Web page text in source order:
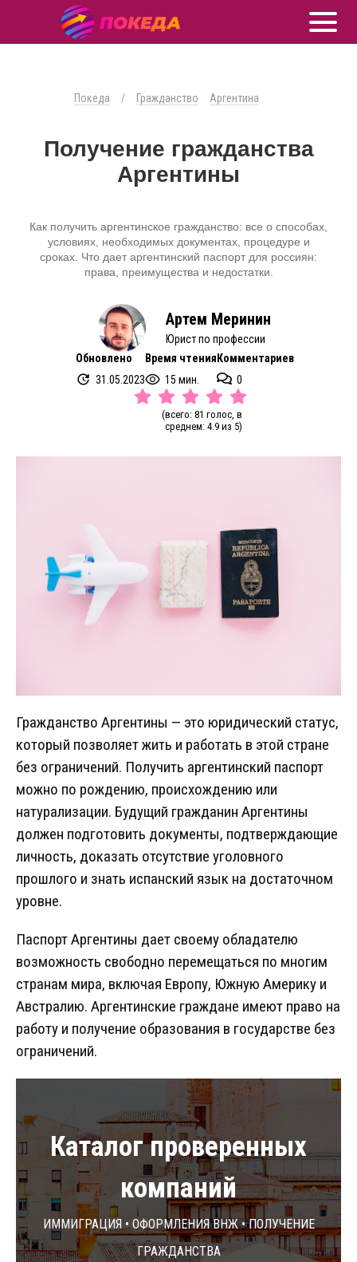
Покеда / Гражданство Аргентина
Получение гражданства
Аргентины
Как получить аргентинское гражданство: все о способах,
условиях, необходимых документах, процедуре и
сроках. Что дает аргентинский паспорт для россиян:
права, преимущества и недостатки.
Артем Меринин
Юрист по профессии
Обновлено
31.05.2023
Время чтения
15 мин.
Комментариев
0
(всего: 81 голос, в
среднем: 4.9 из 5)
Гражданство Аргентины — это юридический статус,
который позволяет жить и работать в этой стране
без ограничений. Получить аргентинский паспорт
можно по рождению, происхождению или
натурализации. Будущий гражданин Аргентины
должен подготовить документы, подтверждающие
личность, доказать отсутствие уголовного
прошлого и знать испанский язык на достаточном
уровне.
Паспорт Аргентины дает своему обладателю
возможность свободно перемещаться по многим
странам мира, включая Европу, Южную Америку и
Австралию. Аргентинские граждане имеют право на
работу и получение образования в государстве без
ограничений.
Каталог проверенных
компаний
Иммиграция • Оформления ВНЖ • Получение
гражданства